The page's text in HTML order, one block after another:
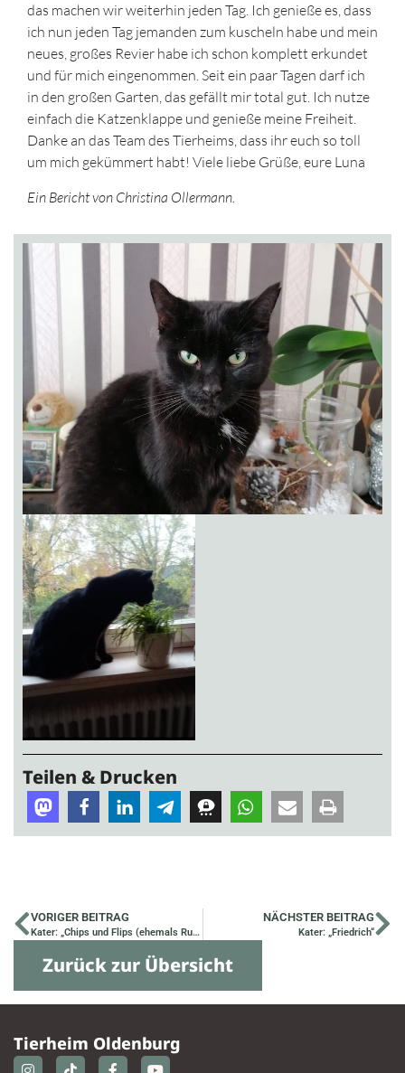
das machen wir weiterhin jeden Tag. Ich genieße es, dass
ich nun jeden Tag jemanden zum kuscheln habe und mein
neues, großes Revier habe ich schon komplett erkundet
und für mich eingenommen. Seit ein paar Tagen darf ich
in den großen Garten, das gefällt mir total gut. Ich nutze
einfach die Katzenklappe und genieße meine Freiheit.
Danke an das Team des Tierheims, dass ihr euch so toll
um mich gekümmert habt! Viele liebe Grüße, eure Luna
Ein Bericht von Christina Ollermann.
Teilen & Drucken
VORIGER BEITRAG
Kater: „Chips und Flips (ehemals Rupert und Fidlon)“
NÄCHSTER BEITRAG
Kater: „Friedrich“
Zurück zur Übersicht
Tierheim Oldenburg